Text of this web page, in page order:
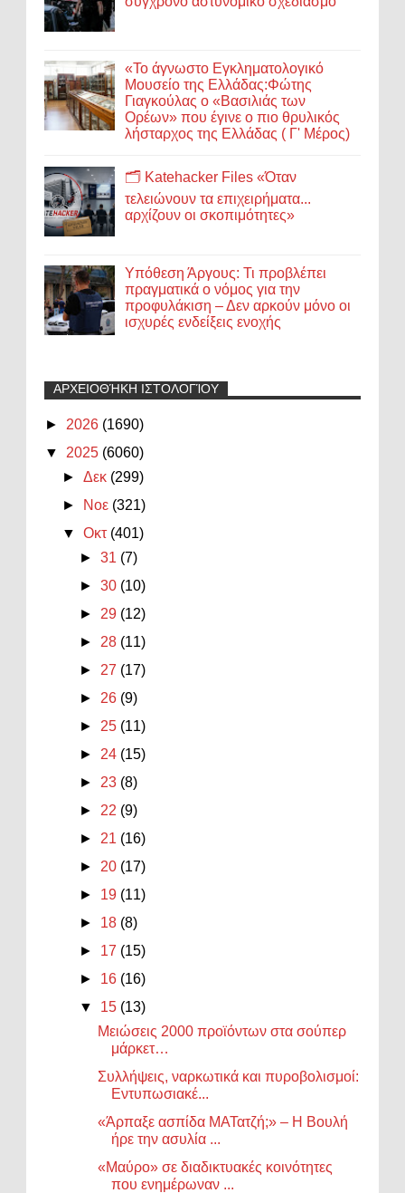
«Το άγνωστο Εγκληματολογικό
Μουσείο της Ελλάδας:Φώτης
Γιαγκούλας ο «Βασιλιάς των
Ορέων» που έγινε ο πιο θρυλικός
λήσταρχος της Ελλάδας ( Γ' Μέρος)
🗂️ Katehacker Files «Όταν
τελειώνουν τα επιχειρήματα...
αρχίζουν οι σκοπιμότητες»
Υπόθεση Άργους: Τι προβλέπει
πραγματικά ο νόμος για την
προφυλάκιση – Δεν αρκούν μόνο οι
ισχυρές ενδείξεις ενοχής
ΑΡΧΕΙΟΘΉΚΗ ΙΣΤΟΛΟΓΊΟΥ
► 2026 (1690)
▼ 2025 (6060)
►Δεκ (299)
►
Νοε (321)
▼Οκτ (401)
►31 (7)
►30 (10)
► 29 (12)
► 28 (11)
► 27 (17)
► 26 (9)
► 25 (11)
► 24 (15)
► 23 (8)
► 22 (9)
► 21 (16)
► 20 (17)
► 19 (11)
► 18 (8)
► 17 (15)
► 16 (16)
▼ 15 (13)
Μειώσεις 2000 προϊόντων στα σούπερ
μάρκετ…
Συλλήψεις, ναρκωτικά και πυροβολισμοί:
Εντυπωσιακέ...
«Άρπαξε ασπίδα ΜΑΤατζή;» – Η Βουλή
ήρε την ασυλία ...
«Μαύρο» σε διαδικτυακές κοινότητες
που ενημέρωναν ...